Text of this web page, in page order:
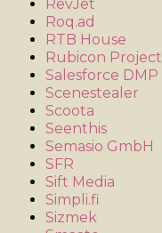
RevJet
Roq.ad
RTB House
Rubicon Project
Salesforce DMP
Scenestealer
Scoota
Seenthis
Semasio GmbH
SFR
Sift Media
Simpli.fi
Sizmek